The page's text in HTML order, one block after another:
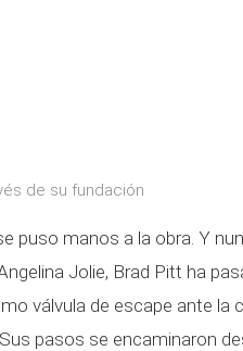
de su fundación
puso manos a la obra. Y
Jolie, Brad Pitt ha
válvula de escape ante la
pasos se encaminaron